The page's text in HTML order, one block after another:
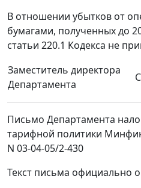
В отношении убытков от
бумагами, полученных до
статьи 220.1 Кодекса не
Заместитель директора
Департамента
Письмо Департамента
тарифной политики
N 03-04-05/2-430
Текст письма официально